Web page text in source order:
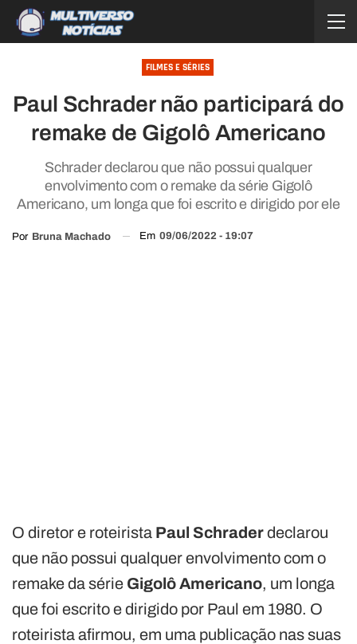
FILMES E SÉRIES
Paul Schrader não participará do
remake de Gigolô Americano
Schrader declarou que não possui qualquer
envolvimento com o remake da série Gigolô
Americano, um longa que foi escrito e dirigido por ele
Por Bruna Machado Em 09/06/2022 - 19:07
O diretor e roteirista Paul Schraderdeclarou
que não possui qualquer envolvimento com o
remake da série Gigolô Americano, um longa
que foi escrito e dirigido por Paul em 1980. O
roteirista afirmou, em uma publicação nas suas